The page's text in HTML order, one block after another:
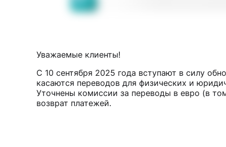
Уважаемые клиенты!
С 10 сентября 2025 года вступают в силу
касаются переводов для физических и
Уточнены комиссии за переводы в евро (в
возврат платежей.